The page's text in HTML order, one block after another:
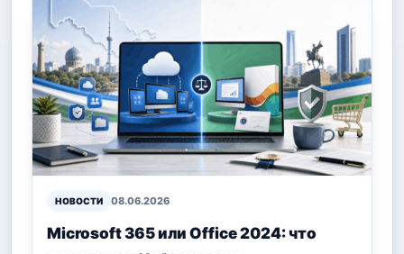
НОВОСТИ 08.06.2026
Microsoft 365 или Office 2024: что